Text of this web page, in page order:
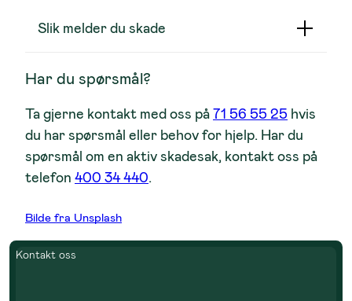
Slik melder du skade
Har du spørsmål?
Ta gjerne kontakt med oss på71 56 55 25 hvis
du har spørsmål eller behov for hjelp. Har du
spørsmål om en aktiv skadesak, kontakt oss på
telefon 400 34 440.
Bilde fra Unsplash
Kontakt oss